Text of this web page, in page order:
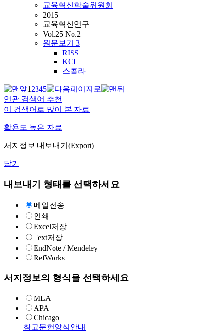
교육혁신학술위원회
2015
교육혁신연구
Vol.25 No.2
원문보기 3
RISS
KCI
스콜라
12345
연관 검색어 추천
이 검색어로 많이 본 자료
활용도 높은 자료
서지정보 내보내기(Export)
닫기
내보내기 형태를 선택하세요
메일전송
인쇄
Excel저장
Text저장
EndNote / Mendeley
RefWorks
서지정보의 형식을 선택하세요
MLA
APA
Chicago
참고문헌양식안내